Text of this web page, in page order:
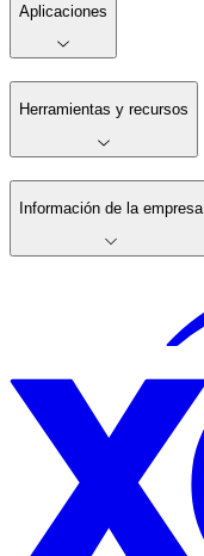
Aplicaciones
Herramientas y recursos
Información de la empresa